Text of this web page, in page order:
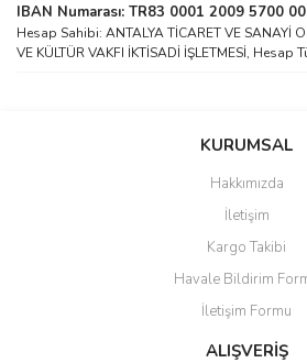
IBAN Numarası: TR83 0001 2009 5700
Hesap Sahibi: ANTALYA TİCARET VE SANAYİ
VE KÜLTÜR VAKFI İKTİSADİ İŞLETMESİ, Hesap
KURUMSAL
Hakkımızda
İletişim
Kargo Takibi
Havale Bildirim
İletişim Formu
ALIŞVERİŞ